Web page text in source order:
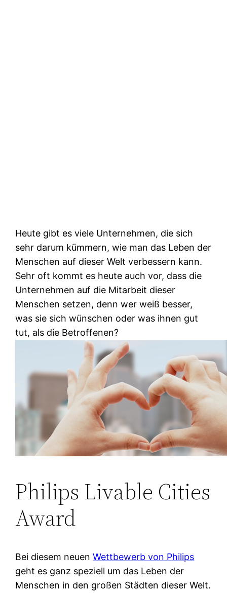
Heute gibt es viele Unternehmen, die sich
sehr darum kümmern, wie man das Leben der
Menschen auf dieser Welt verbessern kann.
Sehr oft kommt es heute auch vor, dass die
Unternehmen auf die Mitarbeit dieser
Menschen setzen, denn wer weiß besser,
was sie sich wünschen oder was ihnen gut
tut, als die Betroffenen?
Philips Livable Cities
Award
Bei diesem neuenWettbewerb von Philips
geht es ganz speziell um das Leben der
Menschen in den großen Städten dieser Welt.